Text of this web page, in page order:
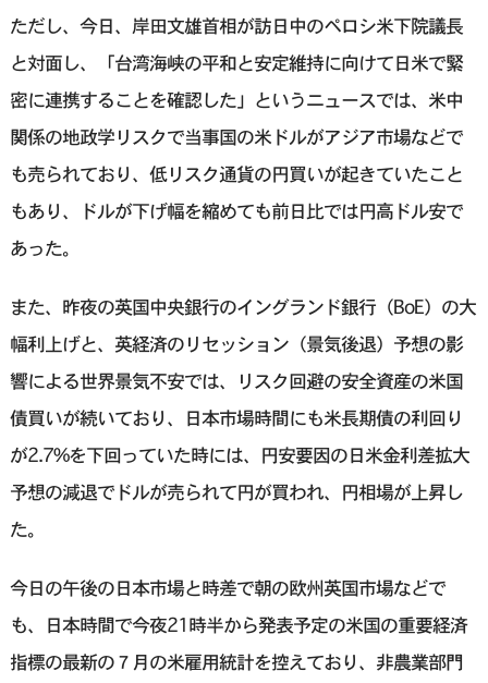
ただし、今日、岸田文雄首相が訪日中のペロシ米下院議長
と対面し、「台湾海峡の平和と安定維持に向けて日米で緊
密に連携することを確認した」というニュースでは、米中
関係の地政学リスクで当事国の米ドルがアジア市場などで
も売られており、低リスク通貨の円買いが起きていたこと
もあり、ドルが下げ幅を縮めても前日比では円高ドル安で
あった。
また、昨夜の英国中央銀行のイングランド銀行（BoE）の大
幅利上げと、英経済のリセッション（景気後退）予想の影
響による世界景気不安では、リスク回避の安全資産の米国
債買いが続いており、日本市場時間にも米長期債の利回り
が2.7%を下回っていた時には、円安要因の日米金利差拡大
予想の減退でドルが売られて円が買われ、円相場が上昇し
た。
今日の午後の日本市場と時差で朝の欧州英国市場などで
も、日本時間で今夜21時半から発表予定の米国の重要経済
指標の最新の７月の米雇用統計を控えており、非農業部門